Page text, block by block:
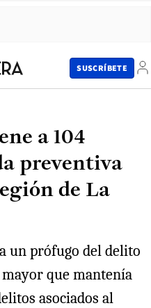
SUSCRÍBETE
a 104
preventiva
de La
un prófugo del delito
que mantenía
asociados al